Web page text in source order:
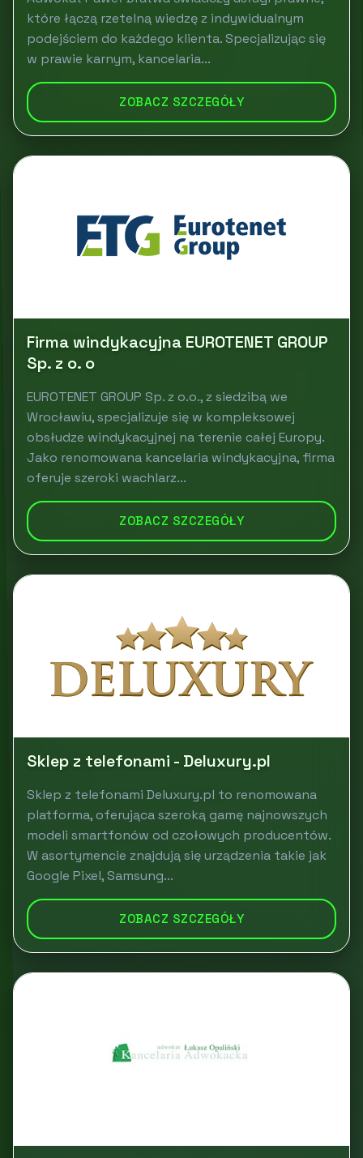
które łączą rzetelną wiedzę z indywidualnym
podejściem do każdego klienta. Specjalizując się
w prawie karnym, kancelaria...
ZOBACZ SZCZEGÓŁY
Firma windykacyjna EUROTENET GROUP
Sp. z o. o
EUROTENET GROUP Sp. z o.o., z siedzibą we
Wrocławiu, specjalizuje się w kompleksowej
obsłudze windykacyjnej na terenie całej Europy.
Jako renomowana kancelaria windykacyjna, firma
oferuje szeroki wachlarz...
ZOBACZ SZCZEGÓŁY
Sklep z telefonami - Deluxury.pl
Sklep z telefonami Deluxury.pl to renomowana
platforma, oferująca szeroką gamę najnowszych
modeli smartfonów od czołowych producentów.
W asortymencie znajdują się urządzenia takie jak
Google Pixel, Samsung...
ZOBACZ SZCZEGÓŁY